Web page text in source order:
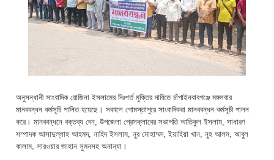
অনুসন্ধানী সাংবাদিক রোজিনা ইসলামের নিঃশর্ত মুক্তির দাবিতে চাঁপাইনবাবগঞ্জে মঙ্গলবার
মানববন্ধন কর্মসূচি পালিত হয়েছে। সকালে গোমস্তাপুরে সাংবাদিকরা মানববন্ধন কর্মসূচী পালন
করে। মানববন্ধনে বক্তব্য দেন, উপজেলা প্রেসক্লাবের সভাপতি আতিকুল ইসলাম, সাধারণ
সম্পাদক আসাদুল্লাহ আহমদ, নাহিদ ইসলাম, নুর মোহাম্মদ, ইয়াহিয়া খান, নুহ আলম, আবুল
কালাম, সারওয়ার জাহান সুমনসহ অনান্যা।